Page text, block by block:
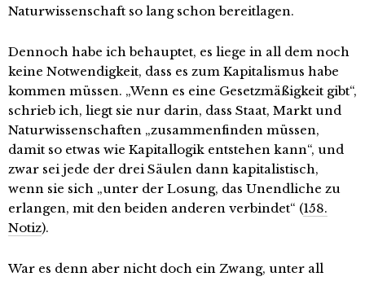
Naturwissenschaft so lang schon bereitlagen.
Dennoch habe ich behauptet, es liege in all dem noch
keine Notwendigkeit, dass es zum Kapitalismus habe
kommen müssen. „Wenn es eine Gesetzmäßigkeit gibt“,
schrieb ich, liegt sie nur darin, dass Staat, Markt und
Naturwissenschaften „zusammenfinden müssen,
damit so etwas wie Kapitallogik entstehen kann“, und
zwar sei jede der drei Säulen dann kapitalistisch,
wenn sie sich „unter der Losung, das Unendliche zu
erlangen, mit den beiden anderen verbindet“ (158.
Notiz).
War es denn aber nicht doch ein Zwang, unter all